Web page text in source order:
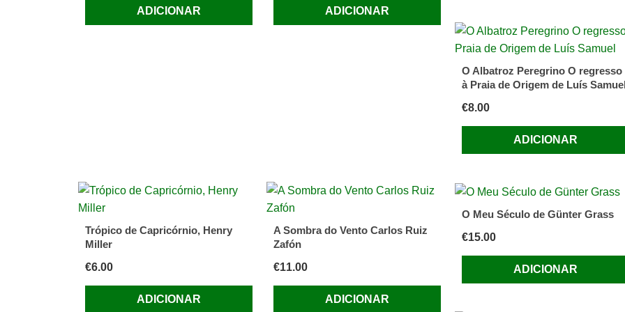
ADICIONAR ADICIONAR
O Albatroz Peregrino O regresso
à Praia de Origem de Luís
€8.00
ADICIONAR
Trópico de Capricórnio, Henry
Miller
€6.00
ADICIONAR
A Sombra do Vento Carlos Ruiz
Zafón
€11.00
ADICIONAR
O Meu Século de Günter Grass
€15.00
ADICIONAR